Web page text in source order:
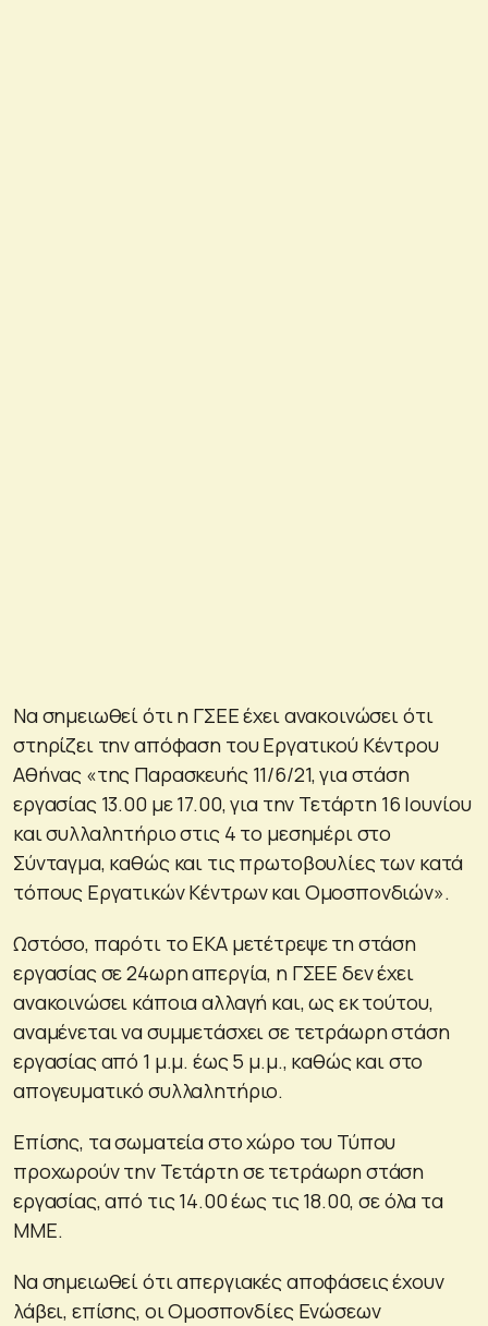
Να σημειωθεί ότι η ΓΣΕΕ έχει ανακοινώσει ότι
στηρίζει την απόφαση του Εργατικού Κέντρου
Αθήνας «της Παρασκευής 11/6/21, για στάση
εργασίας 13.00 με 17.00, για την Τετάρτη 16 Ιουνίου
και συλλαλητήριο στις 4 το μεσημέρι στο
Σύνταγμα, καθώς και τις πρωτοβουλίες των κατά
τόπους Εργατικών Κέντρων και Ομοσπονδιών».
Ωστόσο, παρότι το ΕΚΑ μετέτρεψε τη στάση
εργασίας σε 24ωρη απεργία, η ΓΣΕΕ δεν έχει
ανακοινώσει κάποια αλλαγή και, ως εκ τούτου,
αναμένεται να συμμετάσχει σε τετράωρη στάση
εργασίας από 1 μ.μ. έως 5 μ.μ., καθώς και στο
απογευματικό συλλαλητήριο.
Επίσης, τα σωματεία στο χώρο του Τύπου
προχωρούν την Τετάρτη σε τετράωρη στάση
εργασίας, από τις 14.00 έως τις 18.00, σε όλα τα
ΜΜΕ.
Να σημειωθεί ότι απεργιακές αποφάσεις έχουν
λάβει, επίσης, οι Ομοσπονδίες Ενώσεων